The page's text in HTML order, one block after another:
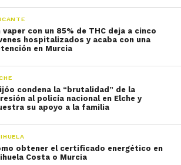
vaper con un 85% de THC deja a cinco
hospitalizados y acaba con una
en Murcia
condena la “brutalidad” de la
al policía nacional en Elche y
su apoyo a la familia
obtener el certificado energético en
Costa o Murcia